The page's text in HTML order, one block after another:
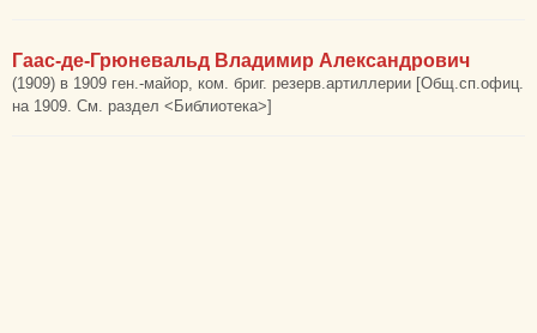
Гаас-де-Грюневальд Владимир Александрович
(1909) в 1909 ген.-майор, ком. бриг. резерв.артиллерии [Общ.сп.офиц.
на 1909. См. раздел <Библиотека>]